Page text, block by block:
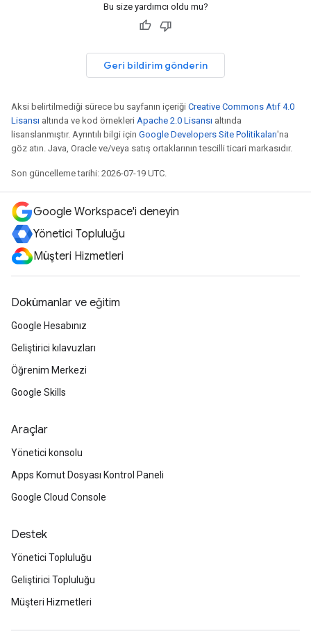
Bu size yardımcı oldu mu?
Geri bildirim gönderin
Aksi belirtilmediği sürece bu sayfanın içeriği Creative Commons Atıf 4.0
Lisansı altında ve kod örnekleri Apache 2.0 Lisansı altında
lisanslanmıştır. Ayrıntılı bilgi için Google Developers Site Politikaları'na
göz atın. Java, Oracle ve/veya satış ortaklarının tescilli ticari markasıdır.
Son güncelleme tarihi: 2026-07-19 UTC.
Google Workspace'i deneyin
Yönetici Topluluğu
Müşteri Hizmetleri
Dokümanlar ve eğitim
Google Hesabınız
Geliştirici kılavuzları
Öğrenim Merkezi
Google Skills
Araçlar
Yönetici konsolu
Apps Komut Dosyası Kontrol Paneli
Google Cloud Console
Destek
Yönetici Topluluğu
Geliştirici Topluluğu
Müşteri Hizmetleri